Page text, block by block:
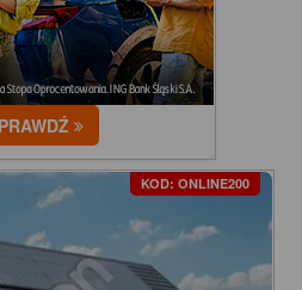
KOD: ONLINE200